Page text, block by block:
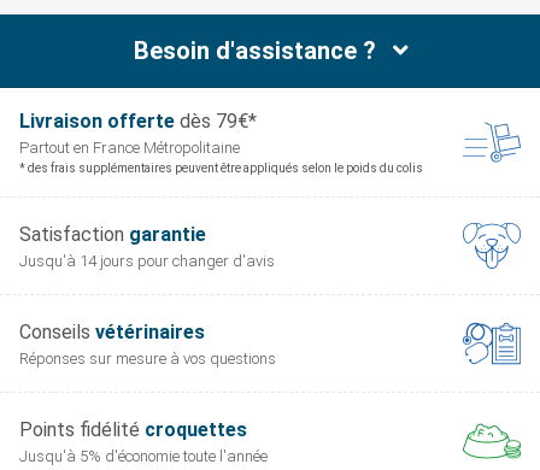
Besoin d'assistance ?
Livraison offerte dès 79€*
Partout en France Métropolitaine
* des frais supplémentaires peuvent être appliqués selon le poids du colis
Satisfaction garantie
Jusqu'à 14 jours pour changer d'avis
Conseils vétérinaires
Réponses sur mesure à vos questions
Points fidélité croquettes
Jusqu'à 5% d'économie toute l'année